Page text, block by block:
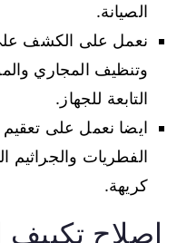
الصيانة.
نعمل على الكشف
وتنظيف المجاري
التابعة للجهاز.
ايضا نعمل على
الفطريات
كريهة.
اصلاح تكييف